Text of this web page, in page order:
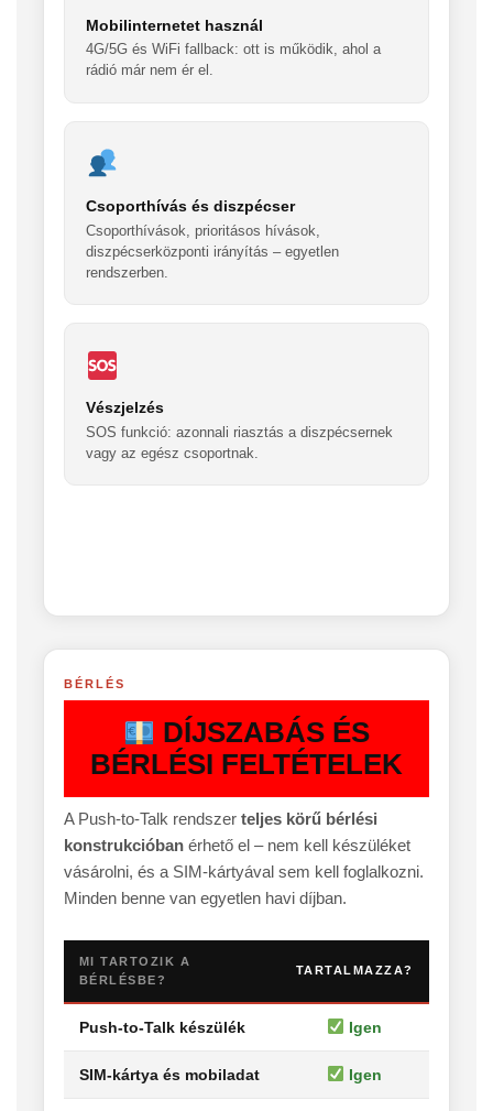
Mobilinternetet használ
4G/5G és WiFi fallback: ott is működik, ahol a
rádió már nem ér el.
Csoporthívás és diszpécser
Csoporthívások, prioritásos hívások,
diszpécserközponti irányítás – egyetlen
rendszerben.
Vészjelzés
SOS funkció: azonnali riasztás a diszpécsernek
vagy az egész csoportnak.
BÉRLÉS
DÍJSZABÁS ÉS
BÉRLÉSI FELTÉTELEK
A Push-to-Talk rendszer teljes körű bérlési
konstrukcióbanérhető el – nem kell készüléket
vásárolni, és a SIM-kártyával sem kell foglalkozni.
Minden benne van egyetlen havi díjban.
MI TARTOZIK A
BÉRLÉSBE?
TARTALMAZZA?
Push-to-Talk készülék Igen
SIM-kártya és mobiladat Igen